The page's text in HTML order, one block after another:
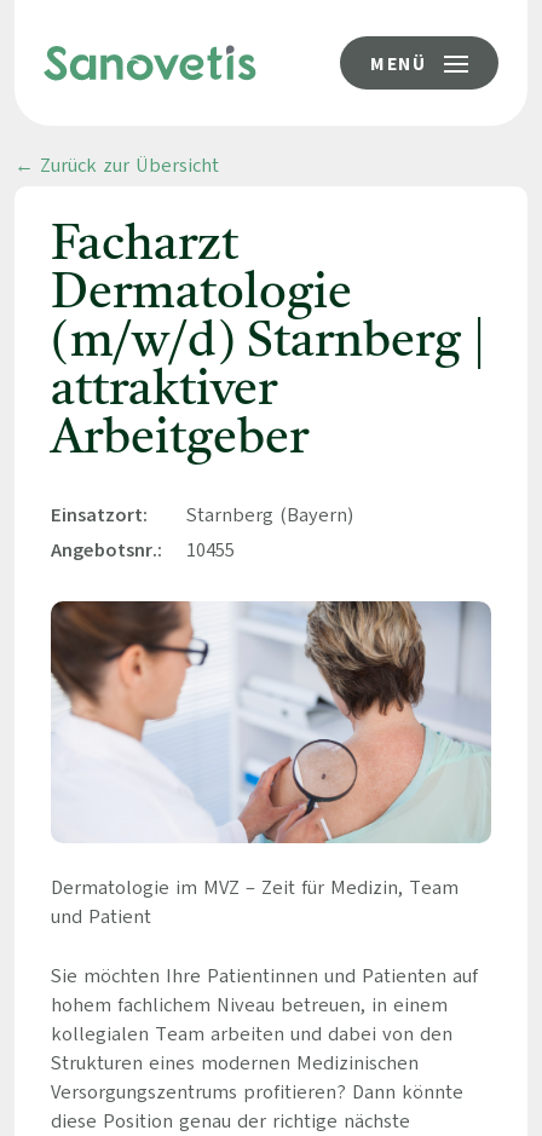
MENÜ
← Zurück zur Übersicht
Facharzt
Dermatologie
(m/w/d) Starnberg |
attraktiver
Arbeitgeber
Einsatzort:
Starnberg (Bayern)
Angebotsnr.:
10455
Dermatologie im MVZ – Zeit für Medizin, Team
und Patient
Sie möchten Ihre Patientinnen und Patienten auf
hohem fachlichem Niveau betreuen, in einem
kollegialen Team arbeiten und dabei von den
Strukturen eines modernen Medizinischen
Versorgungszentrums profitieren? Dann könnte
diese Position genau der richtige nächste